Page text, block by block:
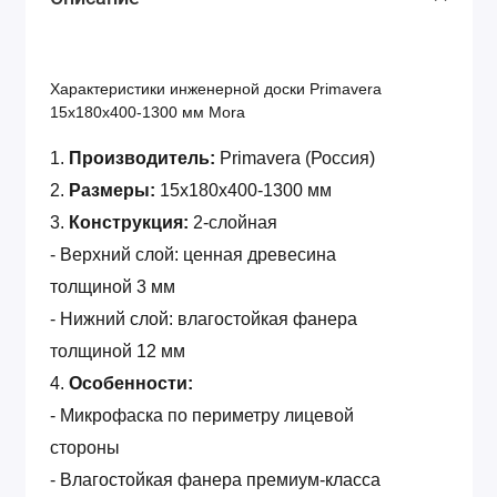
Характеристики инженерной доски Primavera
15x180x400-1300 мм Mora
1. Производитель: Primavera (Россия)
2. Размеры: 15x180x400-1300 мм
3. Конструкция: 2-слойная
- Верхний слой: ценная древесина
толщиной 3 мм
- Нижний слой: влагостойкая фанера
толщиной 12 мм
4. Особенности:
- Микрофаска по периметру лицевой
стороны
- Влагостойкая фанера премиум-класса